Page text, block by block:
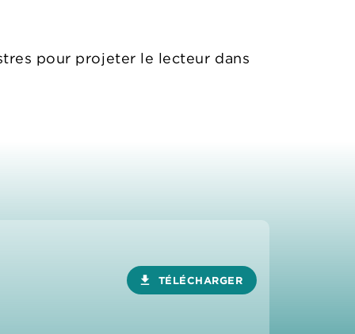
pour projeter le lecteur dans
download TÉLÉCHARGER